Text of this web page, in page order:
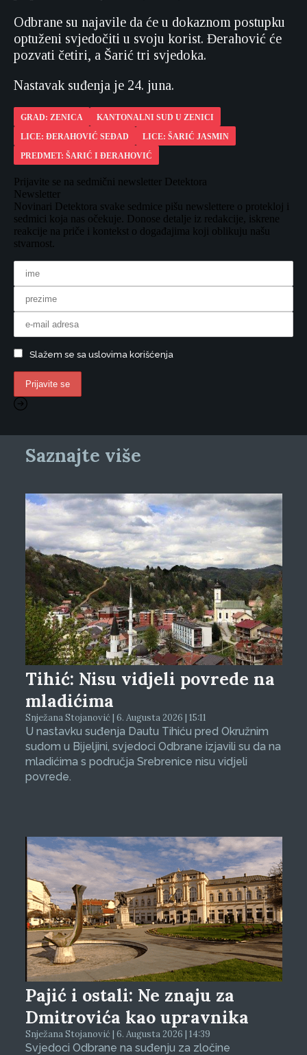
Odbrane su najavile da će u dokaznom postupku
optuženi svjedočiti u svoju korist. Đerahović će
pozvati četiri, a Šarić tri svjedoka.
Nastavak suđenja je 24. juna.
GRAD: ZENICA
KANTONALNI SUD U ZENICI
LICE: ĐERAHOVIĆ SEĐAD
LICE: ŠARIĆ JASMIN
PREDMET: ŠARIĆ I ĐERAHOVIĆ
Prijavite se na sedmični newsletter Detektora
Newsletter
Novinari Detektora svake sedmice pišu newslettere o protekloj i
sedmici koja nas očekuje. Donose detalje iz redakcije, iskrene
reakcije na priče i kontekst o događajima koji oblikuju našu
stvarnost.
Slažem se sa uslovima korišćenja
Saznajte više
Tihić: Nisu vidjeli povrede na
mladićima
Snježana Stojanović | 6. Augusta 2026 | 15:11
U nastavku suđenja Dautu Tihiću pred Okružnim
sudom u Bijeljini, svjedoci Odbrane izjavili su da na
mladićima s područja Srebrenice nisu vidjeli
povrede.
Pajić i ostali: Ne znaju za
Dmitrovića kao upravnika
Snježana Stojanović | 6. Augusta 2026 | 14:39
Svjedoci Odbrane na suđenju za zločine